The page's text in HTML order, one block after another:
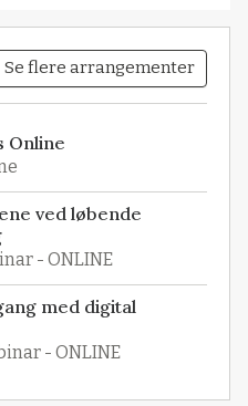
Se flere arrangementer
Online
ved løbende
- ONLINE
med digital
- ONLINE